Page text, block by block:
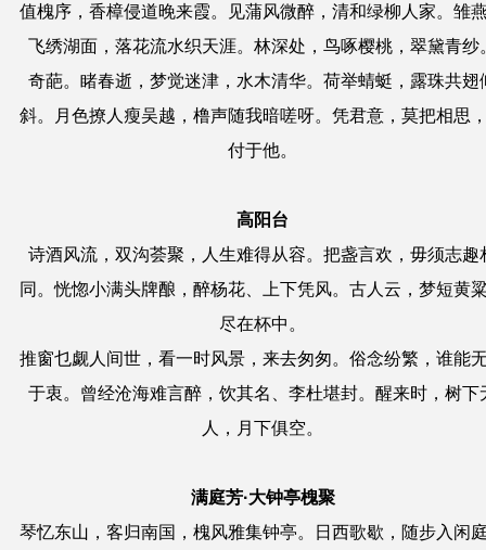
值槐序，香樟侵道晚来霞。见蒲风微醉，清和绿柳人家。雏
飞绣湖面，落花流水织天涯。林深处，鸟啄樱桃，翠黛青纱
奇葩。睹春逝，梦觉迷津，水木清华。荷举蜻蜓，露珠共翅
斜。月色撩人瘦吴越，橹声随我暗嗟呀。凭君意，莫把相思
付于他。
高阳台
诗酒风流，双沟荟聚，人生难得从容。把盏言欢，毋须志趣
同。恍惚小满头牌酿，醉杨花、上下凭风。古人云，梦短黄
尽在杯中。
推窗乜觑人间世，看一时风景，来去匆匆。俗念纷繁，谁能
于衷。曾经沧海难言醉，饮其名、李杜堪封。醒来时，树下
人，月下俱空。
满庭芳·大钟亭槐聚
琴忆东山，客归南国，槐风雅集钟亭。日西歌歇，随步入闲